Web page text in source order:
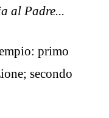
al Padre...
primo
secondo